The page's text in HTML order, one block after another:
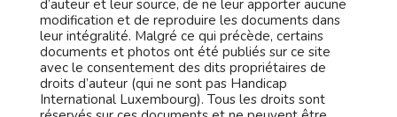
d’auteur et leur source, de ne leur apporter aucune
modification et de reproduire les documents dans
leur intégralité. Malgré ce qui précède, certains
documents et photos ont été publiés sur ce site
avec le consentement des dits propriétaires de
droits d’auteur (qui ne sont pas Handicap
International Luxembourg). Tous les droits sont